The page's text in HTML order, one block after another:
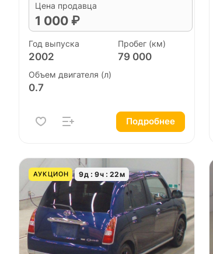
Цена продавца
1 000 ₽
Год выпуска
2002
Пробег (км)
79 000
Объем двигателя (л)
0.7
Подробнее
АУКЦИОН 9д 9ч 22м